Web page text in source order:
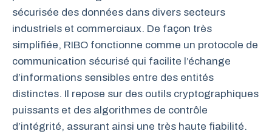
sécurisée des données dans divers secteurs
industriels et commerciaux. De façon très
simplifiée, RIBO fonctionne comme un protocole de
communication sécurisé qui facilite l’échange
d’informations sensibles entre des entités
distinctes. Il repose sur des outils cryptographiques
puissants et des algorithmes de contrôle
d’intégrité, assurant ainsi une très haute fiabilité.